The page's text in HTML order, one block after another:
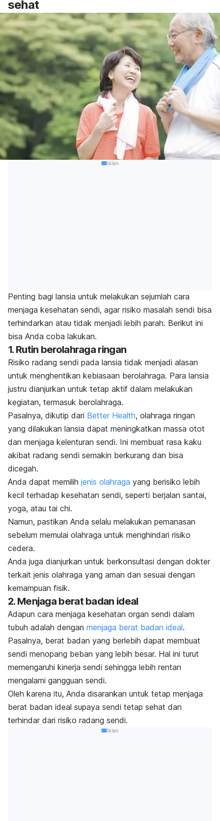
sehat
Iklan
Penting bagi lansia untuk melakukan sejumlah cara
menjaga kesehatan sendi, agar risiko masalah sendi bisa
terhindarkan atau tidak menjadi lebih parah. Berikut ini
bisa Anda coba lakukan.
1. Rutin berolahraga ringan
Risiko radang sendi pada lansia tidak menjadi alasan
untuk menghentikan kebiasaan berolahraga. Para lansia
justru dianjurkan untuk tetap aktif dalam melakukan
kegiatan, termasuk berolahraga.
Pasalnya, dikutip dari Better Health, olahraga ringan
yang dilakukan lansia dapat meningkatkan massa otot
dan menjaga kelenturan sendi. Ini membuat rasa kaku
akibat radang sendi semakin berkurang dan bisa
dicegah.
Anda dapat memilih jenis olahraga yang berisiko lebih
kecil terhadap kesehatan sendi, seperti berjalan santai,
yoga, atau tai chi.
Namun, pastikan Anda selalu melakukan pemanasan
sebelum memulai olahraga untuk menghindari risiko
cedera.
Anda juga dianjurkan untuk berkonsultasi dengan dokter
terkait jenis olahraga yang aman dan sesuai dengan
kemampuan fisik.
2. Menjaga berat badan ideal
Adapun cara menjaga kesehatan organ sendi dalam
tubuh adalah dengan menjaga berat badan ideal.
Pasalnya, berat badan yang berlebih dapat membuat
sendi menopang beban yang lebih besar. Hal ini turut
memengaruhi kinerja sendi sehingga lebih rentan
mengalami gangguan sendi.
Oleh karena itu, Anda disarankan untuk tetap menjaga
berat badan ideal supaya sendi tetap sehat dan
terhindar dari risiko radang sendi.
Iklan